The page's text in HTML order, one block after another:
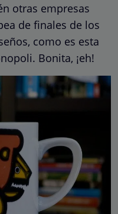
otras empresas
de finales de los
como es esta
Bonita, ¡eh!